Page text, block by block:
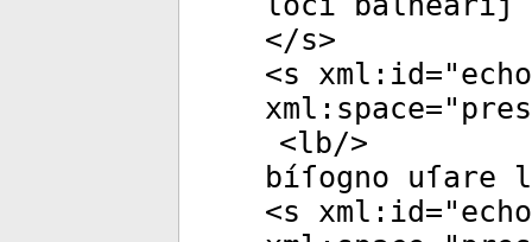
</s>
<s xml:id="
xml:space="
<lb/>
bíſogno uſare
<s xml:id="